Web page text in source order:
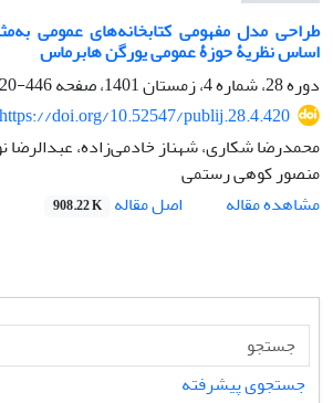
طراحی مدل مفهومی کتابخانه‌های عمومی
اساس نظریۀ حوزۀ عمومی یورگن هابرماس
دوره 28، شماره 4، زمستان 1401، صفحه
446-420
https://doi.org/10.52547/publij.28.4.420
محمدرضا شکاری، شهناز خادمی‌زاده، عبدالرضا
منصور کوهی رستمی
مشاهده مقاله
اصل مقاله 908.22 K
جستجوی پیشرفته